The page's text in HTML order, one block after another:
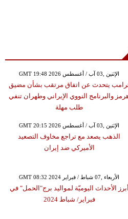
GMT 19:48 2026 الإثنين ,03 آب / أغسطس
يتحدث عن اتفاق مرتقب بشأن مضيق
والبرنامج النووي الإيراني وطهران تنفي
طلب مهلة
GMT 20:15 2026 الإثنين ,03 آب / أغسطس
الذهب يصعد مع تراجع مخاوف التصعيد
الأميركي ضد إيران
GMT 08:32 2024 الأربعاء ,07 شباط / فبراير
أبرز الأحداث اليوميّة لمواليد برج"الحمل" في
فبراير/ شباط 2024